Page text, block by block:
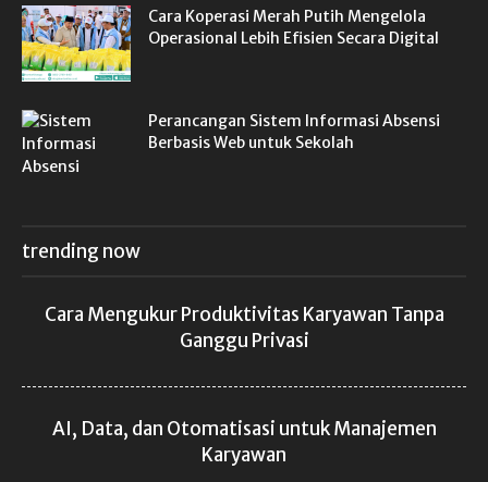
Cara Koperasi Merah Putih Mengelola
Operasional Lebih Efisien Secara Digital
Perancangan Sistem Informasi Absensi
Berbasis Web untuk Sekolah
trending now
Cara Mengukur Produktivitas Karyawan Tanpa
Ganggu Privasi
AI, Data, dan Otomatisasi untuk Manajemen
Karyawan